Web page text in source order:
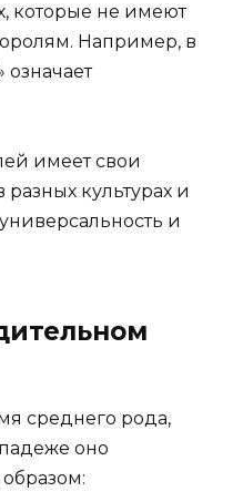
которые не имеют
Например, в
имеет свои
культурах и
и
среднего рода,
оно